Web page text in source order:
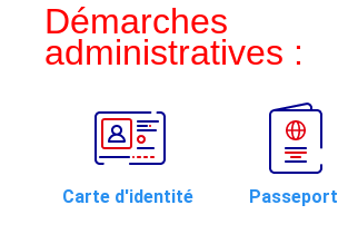
Démarches
administratives :
Carte d'identité Passeport